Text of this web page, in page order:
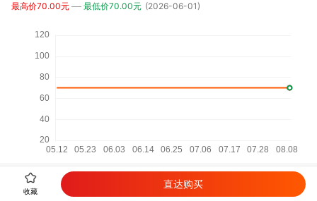
最高价70.00元 最低价70.00元 (2026-06-01)
相关商品
收藏
直达购买